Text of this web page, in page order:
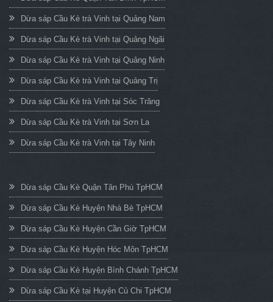
Dừa sáp Cầu Kè trà Vinh tại Quảng Nam
Dừa sáp Cầu Kè trà Vinh tại Quảng Ngãi
Dừa sáp Cầu Kè trà Vinh tại Quảng Ninh
Dừa sáp Cầu Kè trà Vinh tại Quảng Trị
Dừa sáp Cầu Kè trà Vinh tại Sóc Trăng
Dừa sáp Cầu Kè trà Vinh tại Sơn La
Dừa sáp Cầu Kè trà Vinh tại Tây Ninh
Dừa sáp Cầu Kè Quận Tân Phú TpHCM
Dừa sáp Cầu Kè Huyện Nhà Bè TpHCM
Dừa sáp Cầu Kè Huyện Cần Giờ TpHCM
Dừa sáp Cầu Kè Huyện Hóc Môn TpHCM
Dừa sáp Cầu Kè Huyện Bình Chánh TpHCM
Dừa sáp Cầu Kè tại Huyện Củ Chi TpHCM